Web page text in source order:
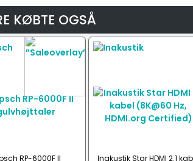
KØBTE OGSÅ
RP-6000F II
Inakustik Star HDMI 2.1